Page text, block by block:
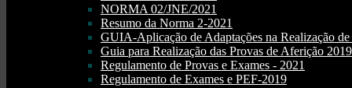
NORMA 02/JNE/2021
Resumo da Norma 2-2021
GUIA-Aplicação de Adaptações na Realização
Guia para Realização das Provas de Aferição 2019
Regulamento de Provas e Exames - 2021
Regulamento de Exames e PEF-2019